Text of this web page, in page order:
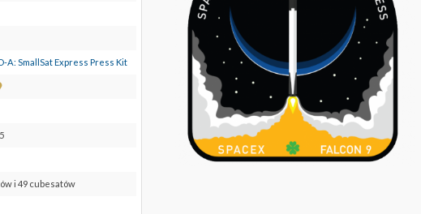
A: SmallSat Express Press Kit
Pokaż
SLC-
Mapsi 49 cubesatów